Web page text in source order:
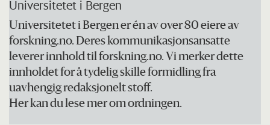
Medborgerpanelet blir utelukkende
benyttet til forskningsformål. Deltakerne
representerer et tverrsnitt av den norske
befolkningen, som noen ganger i året
inviteres til å si sin mening i viktige
Universitetet i Bergen
Universitetet i Bergen er én av over 80 eiere av
forskning.no. Deres kommunikasjonsansatte
leverer innhold til forskning.no. Vi merker dette
innholdet for å tydelig skille formidling fra
uavhengig redaksjonelt stoff.
Her kan du lese mer om ordningen.